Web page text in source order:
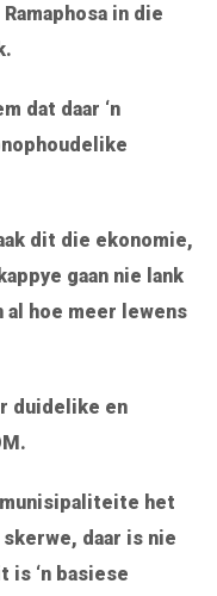
in die
dat daar ‘n
dit die ekonomie,
gaan nie lank
al hoe meer lewens
duidelike en
het
daar is nie
is ‘n basiese